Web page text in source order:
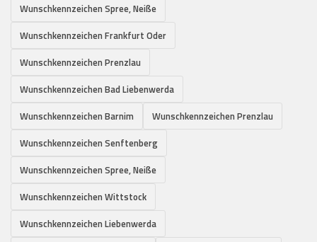
Wunschkennzeichen Spree, Neiße
Wunschkennzeichen Frankfurt Oder
Wunschkennzeichen Prenzlau
Wunschkennzeichen Bad Liebenwerda
Wunschkennzeichen Barnim
Wunschkennzeichen Prenzlau
Wunschkennzeichen Senftenberg
Wunschkennzeichen Spree, Neiße
Wunschkennzeichen Wittstock
Wunschkennzeichen Liebenwerda